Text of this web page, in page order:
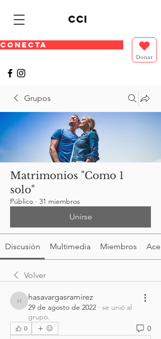
cci
CONECTA
Donar
Grupos
Matrimonios "Como 1
solo"
Público · 31 miembros
Unirse
Discusión Multimedia Miembros
Volver
hasavargasramirez
hasavargasramirez
29 de agosto de 2022 · se unió al
grupo.
0 0